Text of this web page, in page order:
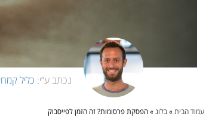
נכתב ע”י: כליל קמחי
עמוד הבית»בלוג»הפסקת פרסומות? זה הזמן לפייסבוק